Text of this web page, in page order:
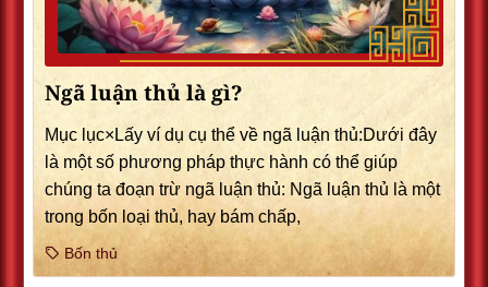
Ngã luận thủ là gì?
Mục lục×Lấy ví dụ cụ thể về ngã luận thủ:Dưới đây
là một số phương pháp thực hành có thể giúp
chúng ta đoạn trừ ngã luận thủ: Ngã luận thủ là một
trong bốn loại thủ, hay bám chấp,
Bốn thủ